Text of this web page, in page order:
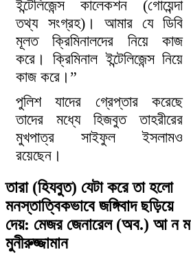
ইন্টেলিজেন্স কালেকশন (গোয়েন্দা
তথ্য সংগ্রহ)। আমার যে ডিবি
মূলত ক্রিমিনালদের নিয়ে কাজ
করে। ক্রিমিনাল ইন্টেলিজেন্স নিয়ে
কাজ করে।”
পুলিশ যাদের গ্রেপ্তার করেছে
তাদের মধ্যে হিজবুত তাহরীরের
মুখপাত্র সাইফুল ইসলামও
রয়েছেন।
তারা (হিযবুত) যেটা করে তা হলো
মনস্তাত্বিকভাবে জঙ্গিবাদ ছড়িয়ে
দেয়: মেজর জেনারেল (অব.) আ ন ম
মুনীরুজ্জামান